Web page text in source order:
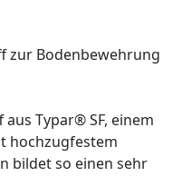
zur Bodenbewehrung
Typar® SF, einem
hochzugfestem
bildet so einen sehr